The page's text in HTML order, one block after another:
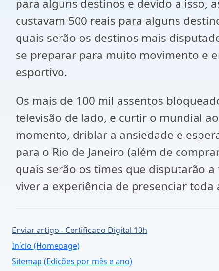
para alguns destinos e devido a isso,
custavam 500 reais para alguns
quais serão os destinos mais
se preparar para muito movimento e
esportivo.
Os mais de 100 mil assentos
televisão de lado, e curtir o mundial
momento, driblar a ansiedade e
para o Rio de Janeiro (além de
quais serão os times que disputarão
viver a experiência de presenciar
Enviar artigo - Certificado Digital 10h
Início (Homepage)
Sitemap (Edições por mês e ano)